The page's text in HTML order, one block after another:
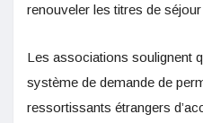
renouveler les titres de
Les associations soulignent
système de demande de
ressortissants étrangers